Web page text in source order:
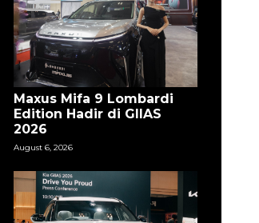
Maxus Mifa 9 Lombardi
Edition Hadir di GIIAS
2026
August 6, 2026